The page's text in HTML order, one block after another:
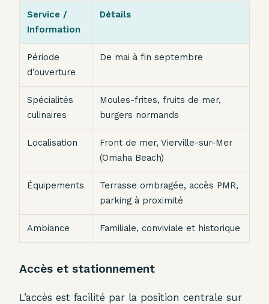
Service /
Information
Détails
Période
d’ouverture
De mai à fin septembre
Spécialités
culinaires
Moules-frites, fruits de mer,
burgers normands
Localisation
Front de mer, Vierville-sur-Mer
(Omaha Beach)
Équipements
Terrasse ombragée, accès PMR,
parking à proximité
Ambiance Familiale, conviviale et historique
Accès et stationnement
L’accès est facilité par la position centrale sur